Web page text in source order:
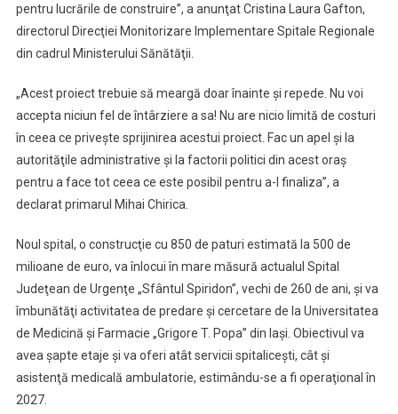
pentru lucrările de construire”, a anunţat Cristina Laura Gafton,
directorul Direcţiei Monitorizare Implementare Spitale Regionale
din cadrul Ministerului Sănătăţii.
„Acest proiect trebuie să meargă doar înainte şi repede. Nu voi
accepta niciun fel de întârziere a sa! Nu are nicio limită de costuri
în ceea ce priveşte sprijinirea acestui proiect. Fac un apel şi la
autorităţile administrative şi la factorii politici din acest oraş
pentru a face tot ceea ce este posibil pentru a-l finaliza”, a
declarat primarul Mihai Chirica.
Noul spital, o construcţie cu 850 de paturi estimată la 500 de
milioane de euro, va înlocui în mare măsură actualul Spital
Judeţean de Urgenţe „Sfântul Spiridon”, vechi de 260 de ani, şi va
îmbunătăţi activitatea de predare şi cercetare de la Universitatea
de Medicină şi Farmacie „Grigore T. Popa” din Iaşi. Obiectivul va
avea şapte etaje şi va oferi atât servicii spitaliceşti, cât şi
asistenţă medicală ambulatorie, estimându-se a fi operaţional în
2027.